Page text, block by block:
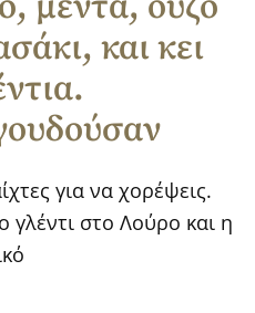
και κει
για να χορέψεις.
γλέντι στο Λούρο και η